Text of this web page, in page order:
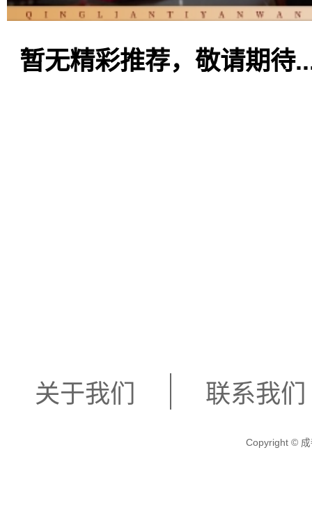
暂无精彩推荐，敬请期待
关于我们 联系我们
Copyright © 成